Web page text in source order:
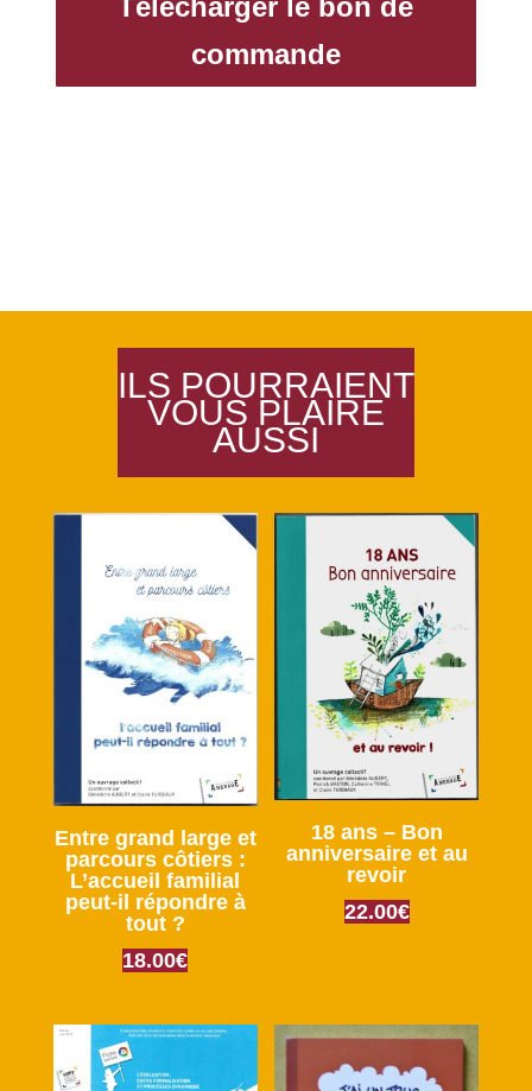
commande
ILS POURRAIENT
VOUS PLAIRE
AUSSI
Entre grand large et
parcours côtiers :
L’accueil familial
peut-il répondre à
tout ?
18.00€
18 ans – Bon
anniversaire et au
revoir
22.00€